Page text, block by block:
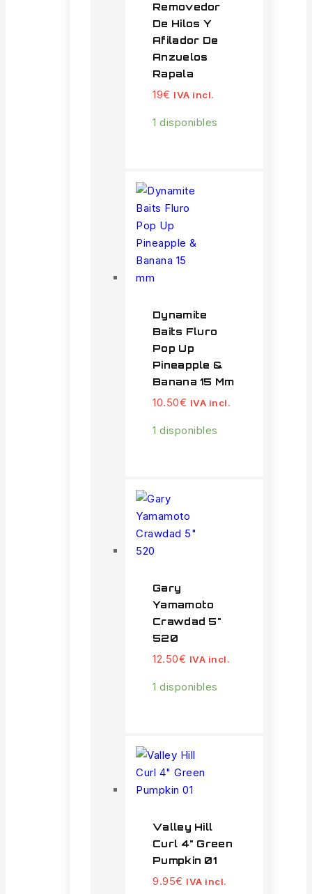
Removedor
De Hilos Y
Afilador De
Anzuelos
Rapala
19€ IVA incl.
1 disponibles
Dynamite
Baits Fluro
Pop Up
Pineapple &
Banana 15 Mm
10.50€ IVA incl.
1 disponibles
Gary
Yamamoto
Crawdad 5"
520
12.50€ IVA incl.
1 disponibles
Valley Hill
Curl 4" Green
Pumpkin 01
9.95€ IVA incl.